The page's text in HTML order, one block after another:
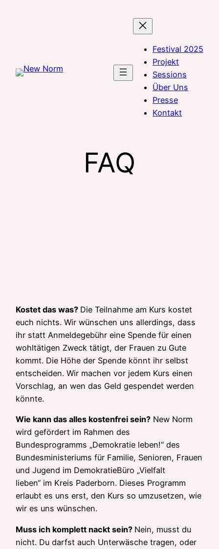
Festival 2025
Projekt
Sessions
Über Uns
Presse
Kontakt
FAQ
Kostet das was? Die Teilnahme am Kurs kostet
euch nichts. Wir wünschen uns allerdings, dass
ihr statt Anmeldegebühr eine Spende für einen
wohltätigen Zweck tätigt, der Frauen zu Gute
kommt. Die Höhe der Spende könnt ihr selbst
entscheiden. Wir machen vor jedem Kurs einen
Vorschlag, an wen das Geld gespendet werden
könnte.
Wie kann das alles kostenfrei sein? New Norm
wird gefördert im Rahmen des
Bundesprogramms „Demokratie leben!“ des
Bundesministeriums für Familie, Senioren, Frauen
und Jugend im DemokratieBüro „Vielfalt
lieben“ im Kreis Paderborn. Dieses Programm
erlaubt es uns erst, den Kurs so umzusetzen, wie
wir es uns wünschen.
Muss ich komplett nackt sein? Nein, musst du
nicht. Du darfst auch Unterwäsche tragen, oder